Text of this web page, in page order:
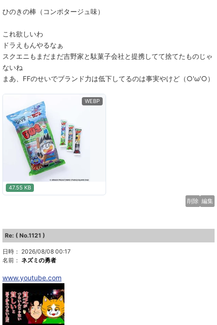
ひのきの棒（コンポタージュ味）
これ欲しいわ
ドラえもんやるなぁ
スクエニもまだまだ吉野家と駄菓子会社と提携してて捨てたものじゃ
ないね
まあ、FFのせいでブランド力は低下してるのは事実やけど（○'ω'○）
47.55 KB
WEBP
編集
削除
Re: ( No.1121 )
日時： 2026/08/08 00:17
名前： ネズミの勇者
www.youtube.com